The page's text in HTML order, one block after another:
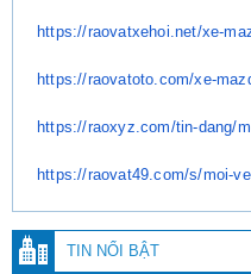
https://raovatxehoi.net/xe-
https://raovatoto.com/xe-
https://raoxyz.com/tin-dang/
https://raovat49.com/s/moi-
TIN NỔI BẬT